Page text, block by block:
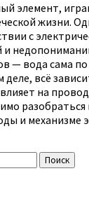
элемент,
жизни.
с
— вода сама
всё
на
и механизме
Поиск